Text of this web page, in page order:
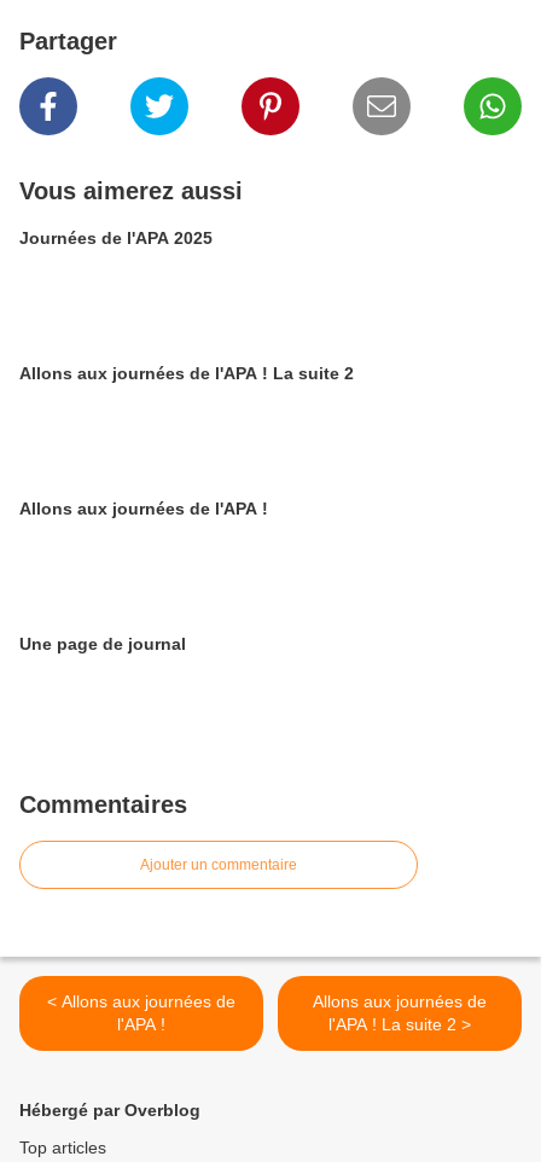
Partager
Vous aimerez aussi
Journées de l'APA 2025
Allons aux journées de l'APA ! La suite 2
Allons aux journées de l'APA !
Une page de journal
Commentaires
Ajouter un commentaire
< Allons aux journées de
l'APA !
Allons aux journées de
l'APA ! La suite 2 >
Hébergé par Overblog
Top articles